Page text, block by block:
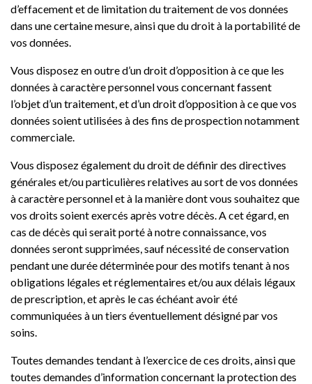
d’effacement et de limitation du traitement de vos données
dans une certaine mesure, ainsi que du droit à la portabilité de
vos données.
Vous disposez en outre d’un droit d’opposition à ce que les
données à caractère personnel vous concernant fassent
l’objet d’un traitement, et d’un droit d’opposition à ce que vos
données soient utilisées à des fins de prospection notamment
commerciale.
Vous disposez également du droit de définir des directives
générales et/ou particulières relatives au sort de vos données
à caractère personnel et à la manière dont vous souhaitez que
vos droits soient exercés après votre décès. A cet égard, en
cas de décès qui serait porté à notre connaissance, vos
données seront supprimées, sauf nécessité de conservation
pendant une durée déterminée pour des motifs tenant à nos
obligations légales et réglementaires et/ou aux délais légaux
de prescription, et après le cas échéant avoir été
communiquées à un tiers éventuellement désigné par vos
soins.
Toutes demandes tendant à l’exercice de ces droits, ainsi que
toutes demandes d’information concernant la protection des